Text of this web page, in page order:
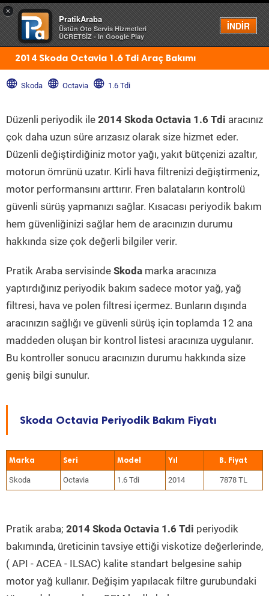
×
PratikAraba
Üstün Oto Servis Hizmetleri
ÜCRETSİZ - In Google Play
İNDİR
Menü
2014 Skoda Octavia 1.6 Tdi Araç Bakımı
Skoda Octavia 1.6 Tdi
Düzenli periyodik ile 2014 Skoda Octavia 1.6 Tdi aracınız
çok daha uzun süre arızasız olarak size hizmet eder.
Düzenli değiştirdiğiniz motor yağı, yakıt bütçenizi azaltır,
motorun ömrünü uzatır. Kirli hava filtrenizi değiştirmeniz,
motor performansını arttırır. Fren balataların kontrolü
güvenli sürüş yapmanızı sağlar. Kısacası periyodik bakım
hem güvenliğinizi sağlar hem de aracınızın durumu
hakkında size çok değerli bilgiler verir.
Pratik Araba servisinde Skoda marka aracınıza
yaptırdığınız periyodik bakım sadece motor yağ, yağ
filtresi, hava ve polen filtresi içermez. Bunların dışında
aracınızın sağlığı ve güvenli sürüş için toplamda 12 ana
maddeden oluşan bir kontrol listesi aracınıza uygulanır.
Bu kontroller sonucu aracınızın durumu hakkında size
geniş bilgi sunulur.
Skoda Octavia Periyodik Bakım Fiyatı
Marka Seri Model Yıl
Skoda Octavia 1.6 Tdi 2014 7878 TL
Pratik araba; 2014 Skoda Octavia 1.6 Tdi periyodik
bakımında, üreticinin tavsiye ettiği viskotize değerlerinde,
( API - ACEA - ILSAC) kalite standart belgesine sahip
motor yağ kullanır. Değişim yapılacak filtre gurubundaki